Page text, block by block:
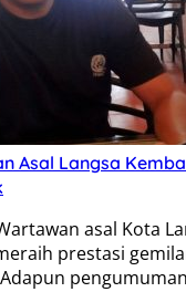
Asal Langsa
asal Kota
prestasi